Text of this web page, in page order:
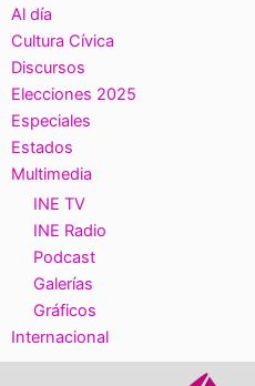
Al día
Cultura Cívica
Discursos
Elecciones 2025
Especiales
Estados
Multimedia
INE TV
INE Radio
Podcast
Galerías
Gráficos
Internacional